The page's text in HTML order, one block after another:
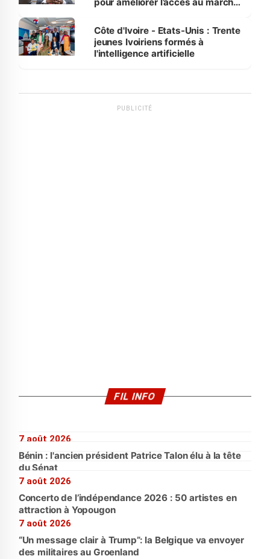
Côte d'Ivoire - Etats-Unis : Trente
jeunes Ivoiriens formés à
l'intelligence artificielle
PUBLICITÉ
FIL INFO
7 août 2026
Bénin : l'ancien président Patrice Talon élu à la tête
du Sénat
7 août 2026
Concerto de l’indépendance 2026 : 50 artistes en
attraction à Yopougon
7 août 2026
“Un message clair à Trump”: la Belgique va envoyer
des militaires au Groenland